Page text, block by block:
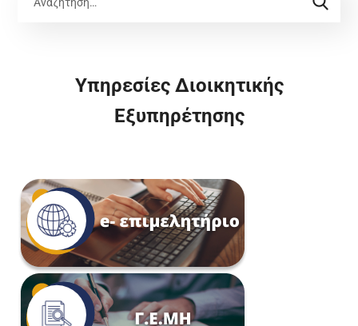
Υπηρεσίες Διοικητικής
Εξυπηρέτησης